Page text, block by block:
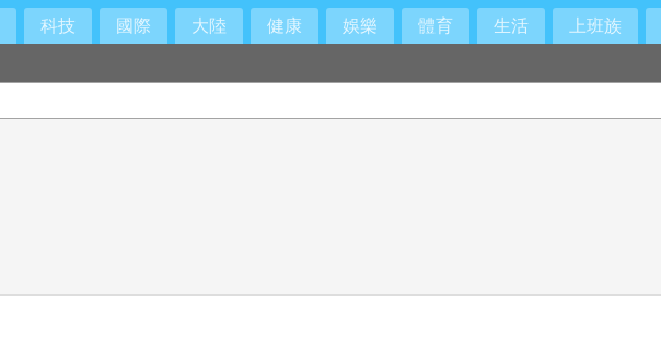
科技 國際 大陸 健康 娛樂 體育 生活 上班族